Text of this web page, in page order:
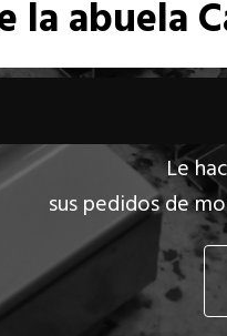
la abuela
Le
sus pedidos de